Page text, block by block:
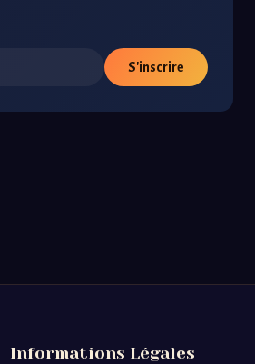
S'inscrire
Informations Légales